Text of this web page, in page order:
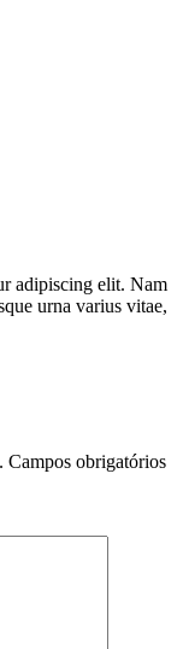
adipiscing elit. Nam
urna varius vitae,
Campos obrigatórios